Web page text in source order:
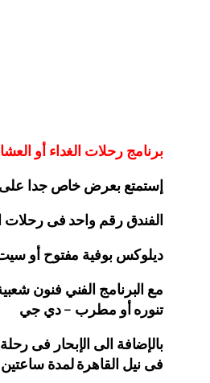
برنامج رحلات الغداء أو
إستمتع بعرض خاص جدا على
الفندق رقم واحد فى رحلات
ديلوكس بوفية مفتوح أو
مع البرنامج الفني فنون
تنوره أو مطرب – دي جي
بالإضافة الى الإبحار فى رحلة
فى نيل القاهرة لمدة ساعتين